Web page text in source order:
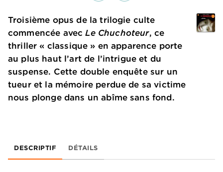
Troisième opus de la trilogie culte
commencée avecLe Chuchoteur, ce
thriller « classique » en apparence porte
au plus haut l’art de l’intrigue et du
suspense. Cette double enquête sur un
tueur et la mémoire perdue de sa victime
nous plonge dans un abîme sans fond.
DESCRIPTIF DÉTAILS